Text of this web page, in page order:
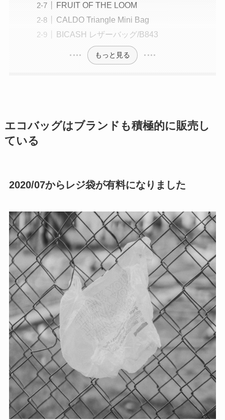
FRUIT OF THE LOOM
CALDO Triangle Mini Bag
BICASH レザーバッグ/B843
もっと見る
エコバッグはブランドも積極的に販売し
ている
2020/07からレジ袋が有料になりました